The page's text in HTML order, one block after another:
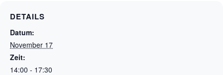
DETAILS
Datum:
November 17
Zeit:
14:00 - 17:30